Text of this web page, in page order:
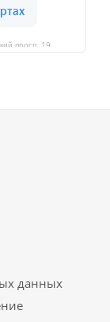
просп.,19
данных